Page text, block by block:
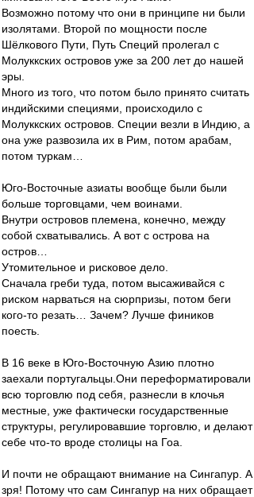
Возможно потому что они в принципе ни были
изолятами. Второй по мощности после
Шёлкового Пути, Путь Специй пролегал с
Молуккских островов уже за 200 лет до нашей
эры.
Много из того, что потом было принято считать
индийскими специями, происходило с
Молуккских островов. Специи везли в Индию, а
она уже развозила их в Рим, потом арабам,
потом туркам…
Юго-Восточные азиаты вообще были были
больше торговцами, чем воинами.
Внутри островов племена, конечно, между
собой схватывались. А вот с острова на
остров…
Утомительное и рисковое дело.
Сначала греби туда, потом высаживайся с
риском нарваться на сюрпризы, потом беги
кого-то резать… Зачем? Лучше фиников
поесть.
В 16 веке в Юго-Восточную Азию плотно
заехали португальцы.Они переформатировали
всю торговлю под себя, разнесли в клочья
местные, уже фактически государственные
структуры, регулировавшие торговлю, и делают
себе что-то вроде столицы на Гоа.
И почти не обращают внимание на Сингапур. А
зря! Потому что сам Сингапур на них обращает